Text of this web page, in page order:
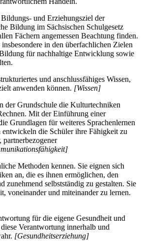
und Erziehungsziel der
Bildung im Sächsischen Schulgesetz
Fächern angemessen Beachtung finden.
in den überfachlichen Zielen
für nachhaltige Entwicklung sowie
und anschlussfähiges Wissen,
anwenden können. [Wissen]
der Grundschule die Kulturtechniken
Mit der Einführung einer
Grundlagen für weiteres Sprachenlernen
entwickeln die Schüler ihre Fähigkeit zu
partnerbezogener
Methoden kennen. Sie eignen sich
an, die es ihnen ermöglichen, den
zunehmend selbstständig zu gestalten. Sie
voneinander und miteinander zu lernen.
für die eigene Gesundheit und
Verantwortung innerhalb und
[Gesundheitserziehung]